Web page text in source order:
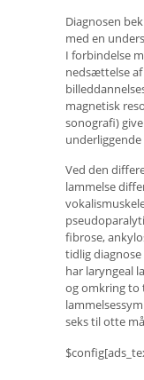
Diagnosen
med en
I forbindelse
nedsættelse
magnetisk
sonografi)
Ved den
lammelse
fibrose,
tidlig
har laryngeal
og omkring to
seks til otte